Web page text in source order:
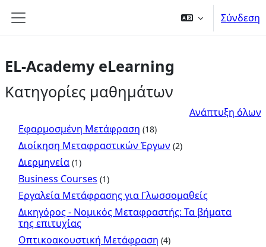
Πλευρικός πίνακας
Σύνδεση
EL-Academy eLearning
Κατηγορίες μαθημάτων
Ανάπτυξη όλων
Εφαρμοσμένη Μετάφραση (18)
Διοίκηση Μεταφραστικών Έργων (2)
Διερμηνεία (1)
Business Courses (1)
Εργαλεία Μετάφρασης για Γλωσσομαθείς
Δικηγόρος - Νομικός Μεταφραστής: Τα βήματα
της επιτυχίας
Οπτικοακουστική Μετάφραση (4)